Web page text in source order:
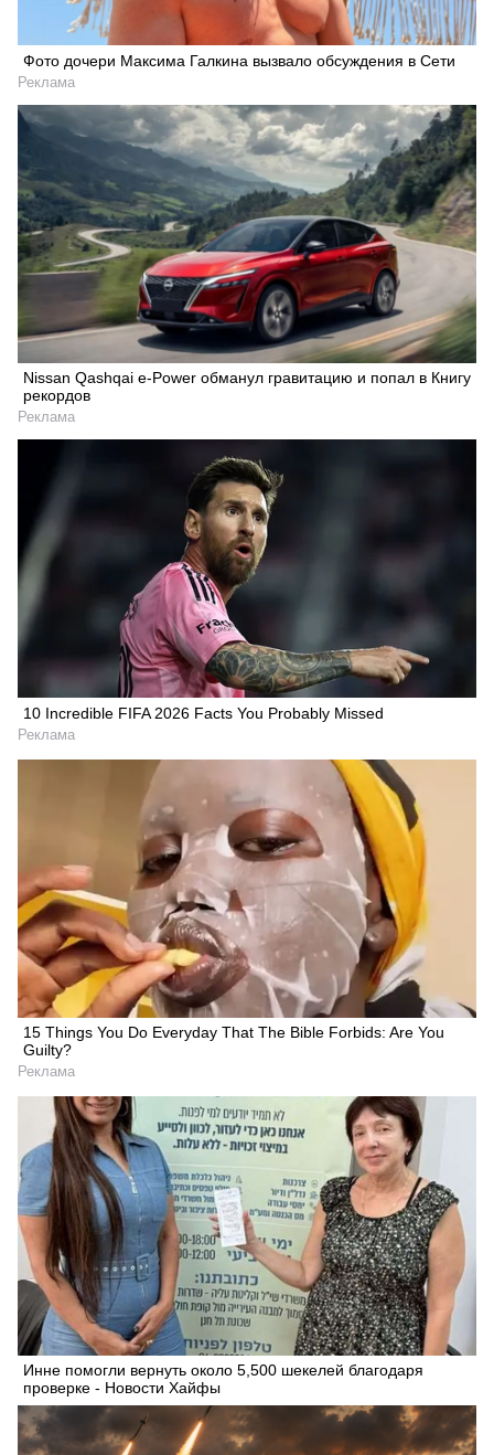
Фото дочери Максима Галкина вызвало обсуждения в Сети
Реклама
Nissan Qashqai e-Power обманул гравитацию и попал в Книгу
рекордов
Реклама
10 Incredible FIFA 2026 Facts You Probably Missed
Реклама
15 Things You Do Everyday That The Bible Forbids: Are You
Guilty?
Реклама
Инне помогли вернуть около 5,500 шекелей благодаря
проверке - Новости Хайфы